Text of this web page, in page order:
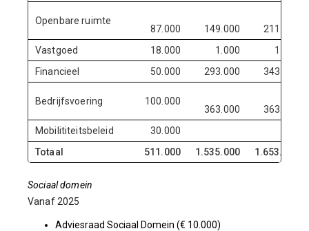
Openbare ruimte
87.000 149.000
211.000
Vastgoed
18.000 1.000
1.000
Financieel
50.000 293.000 343.000
Bedrijfsvoering 100.000
363.000
363.000
Mobilititeitsbeleid
30.000
Totaal
511.000 1.535.000 1.653.000
Sociaal domein
Vanaf 2025
Adviesraad Sociaal Domein (€ 10.000)